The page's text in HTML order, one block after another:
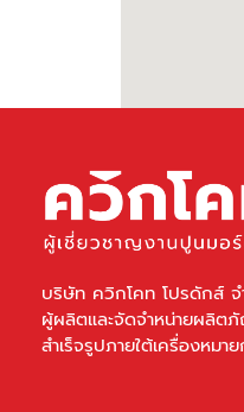
บริษัท ควิกโคท โปรดักส์
ผู้ผลิตและจัดจำหน่ายผลิต
สำเร็จรูปภายใต้เครื่องหม